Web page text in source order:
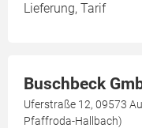
Lieferung, Tarif
Buschbeck
Uferstraße 12, 09573
Pfaffroda-Hallbach)